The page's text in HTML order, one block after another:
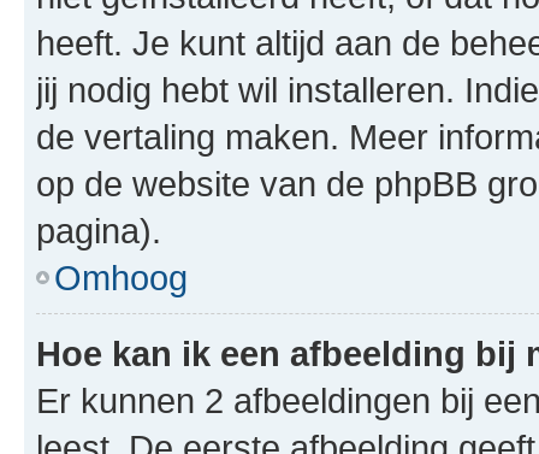
heeft. Je kunt altijd aan de
jij nodig hebt wil installeren.
de vertaling maken. Meer
op de website van de phpBB
pagina).
Omhoog
Hoe kan ik een afbeelding bij
Er kunnen 2 afbeeldingen bij